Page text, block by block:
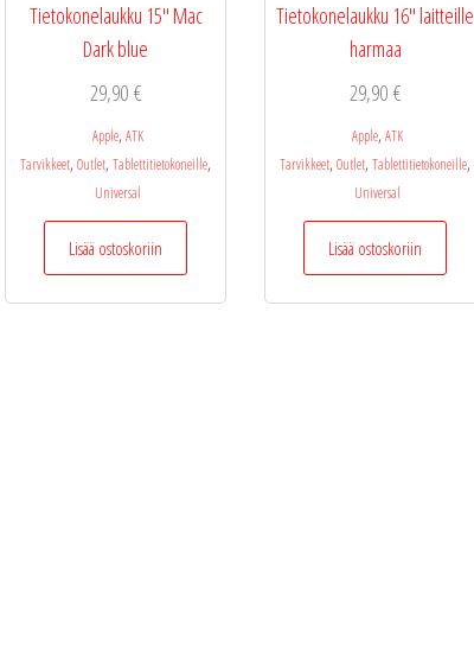
Tietokonelaukku 15″ Mac
Dark blue
29,90 €
Apple, ATK
Tarvikkeet, Outlet, Tablettitietokoneille,
Universal
Lisää ostoskoriin
Tietokonelaukku 16″ laitteille
harmaa
29,90 €
Apple, ATK
Tarvikkeet, Outlet, Tablettitietokoneille,
Universal
Lisää ostoskoriin